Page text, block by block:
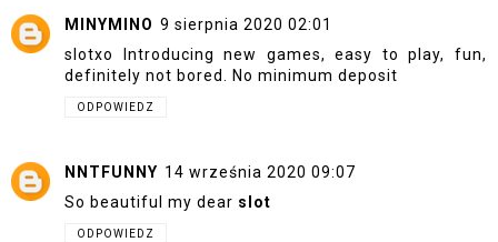
MINYMINO 9 sierpnia 2020 02:01
slotxo
Introducing new games, easy to play, fun,
definitely not bored. No minimum deposit
ODPOWIEDZ
NNTFUNNY 14 września 2020 09:07
So beautiful my dear slot
ODPOWIEDZ